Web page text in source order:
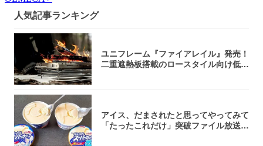
人気記事ランキング
ユニフレーム『ファイアレイル』発売！
二重遮熱板搭載のロースタイル向け低型
アイス、だまされたと思ってやってみて
「たったこれだけ」突破ファイル放送で